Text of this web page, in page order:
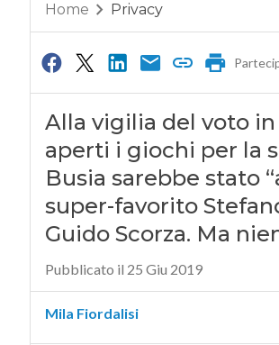
Home Privacy
Alla vigilia del voto
aperti i giochi per la
Busia sarebbe stato
super-favorito
Guido Scorza. Ma
Pubblicato il 25 Giu 2019
Mila Fiordalisi